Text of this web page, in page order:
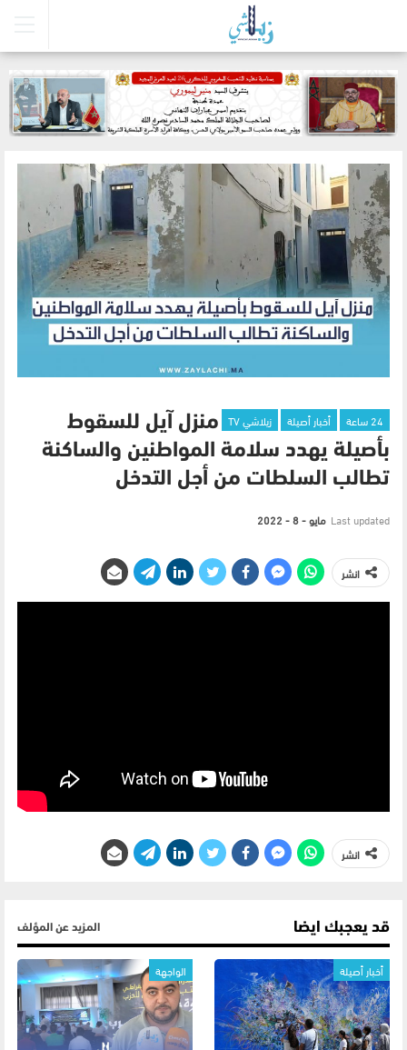
24 ساعة أخبار أصيلة زيلاشي TV
منزل آيل للسقوط
بأصيلة يهدد سلامة المواطنين والساكنة
تطالب السلطات من أجل التدخل
Last updated مايو - 8 - 2022
انشر
انشر
قد يعجبك ايضا المزيد عن المؤلف
أخبار أصيلة الواجهة